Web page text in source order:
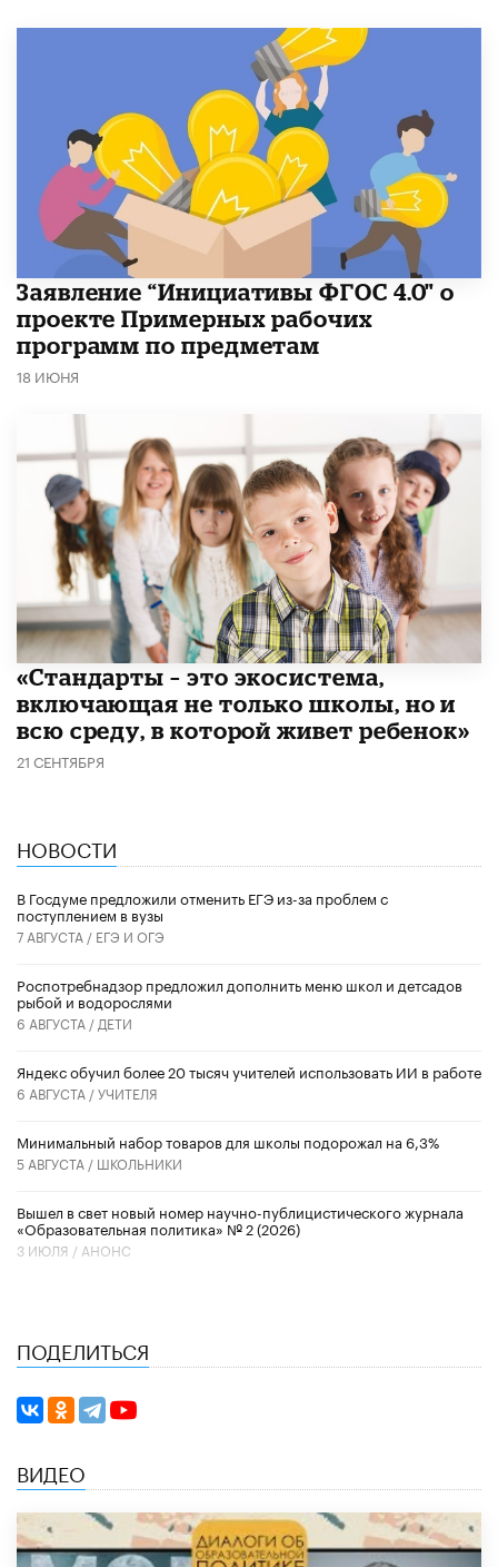
Заявление “Инициативы ФГОС 4.0" о
проекте Примерных рабочих
программ по предметам
18 ИЮНЯ
​«Стандарты – это экосистема,
включающая не только школы, но и
всю среду, в которой живет ребенок»
21 СЕНТЯБРЯ
НОВОСТИ
В Госдуме предложили отменить ЕГЭ из-за проблем с
поступлением в вузы
7 АВГУСТА / ЕГЭ И ОГЭ
Роспотребнадзор предложил дополнить меню школ и детсадов
рыбой и водорослями
6 АВГУСТА / ДЕТИ
​Яндекс обучил более 20 тысяч учителей использовать ИИ в работе
6 АВГУСТА /УЧИТЕЛЯ
Минимальный набор товаров для школы подорожал на 6,3%
5 АВГУСТА / ШКОЛЬНИКИ
Вышел в свет новый номер научно-публицистического журнала
«Образовательная политика» № 2 (2026)
3 ИЮЛЯ / АНОНС
ПОДЕЛИТЬСЯ
ВИДЕО